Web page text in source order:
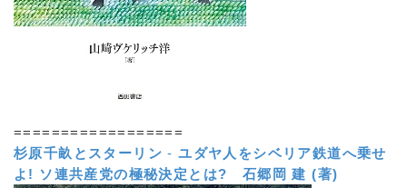
==================
杉原千畝とスターリン -ユダヤ人をシベリア鉄道へ乗せ
よ! ソ連共産党の極秘決定とは?
石郷岡 建 (著)